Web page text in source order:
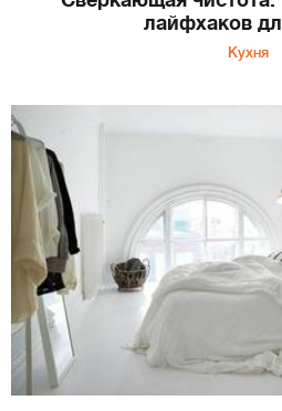
лайфхаков
Кухня